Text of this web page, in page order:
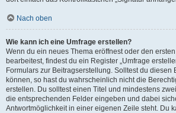
Nach oben
Wie kann ich eine Umfrage erstellen?
Wenn du ein neues Thema eröffnest oder den
bearbeitest, findest du ein Register „Umfrage
Formulars zur Beitragserstellung. Solltest du diesen
können, so hast du wahrscheinlich nicht die
erstellen. Du solltest einen Titel und mindestens
die entsprechenden Felder eingeben und dabei
Antwortmöglichkeit in einer eigenen Zeile steht. Du